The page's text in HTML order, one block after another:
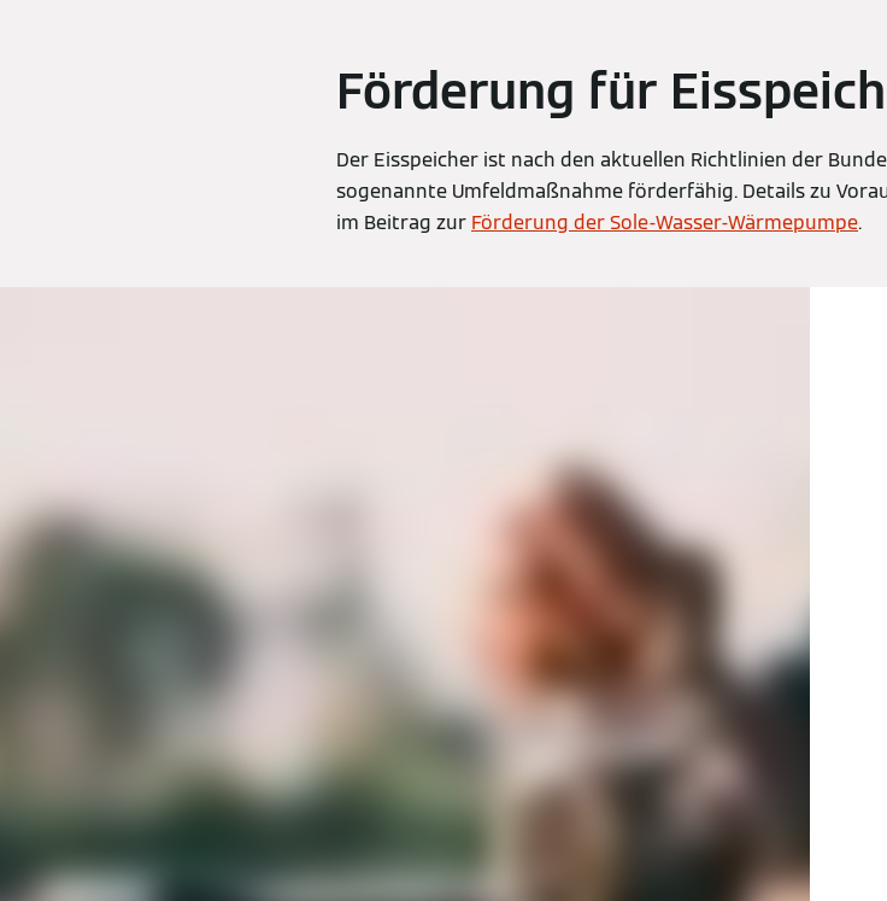
Förderung für
Der Eisspeicher ist nach den aktuellen Richtlinien der
sogenannte Umfeldmaßnahme förderfähig. Details zu
im Beitrag zur Förderung der Sole-Wasser-Wärmepumpe.